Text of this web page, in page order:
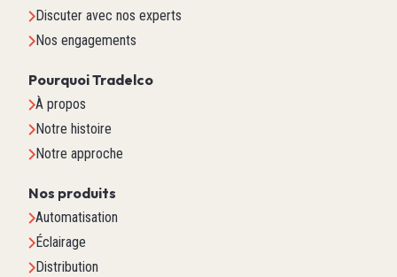
Discuter avec nos experts
Nos engagements
Pourquoi Tradelco
À propos
Notre histoire
Notre approche
Nos produits
Automatisation
Éclairage
Distribution